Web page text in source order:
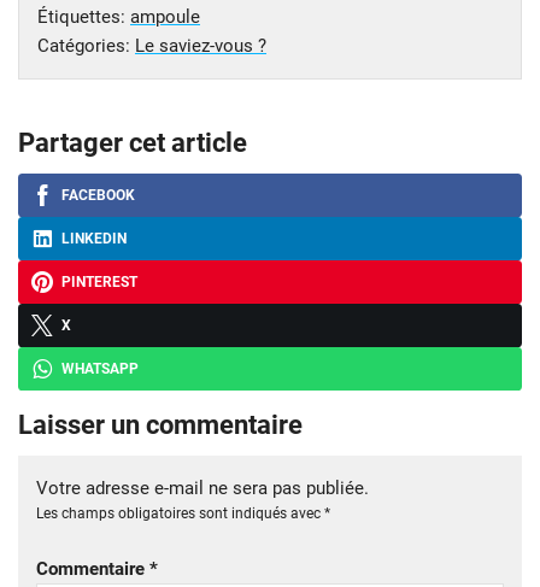
Étiquettes: ampoule
Catégories: Le saviez-vous ?
Partager cet article
FACEBOOK
LINKEDIN
PINTEREST
X
WHATSAPP
Laisser un commentaire
Votre adresse e-mail ne sera pas publiée.
Les champs obligatoires sont indiqués avec *
Commentaire *